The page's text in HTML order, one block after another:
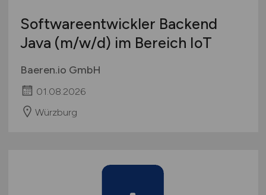
Softwareentwickler Backend
Java (m/w/d) im Bereich IoT
Baeren.io GmbH
01.08.2026
Würzburg